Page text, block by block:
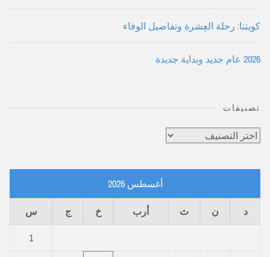
كويتنا: رحلة العِشرة وتفاصيل الوفاء
2026 عام جديد وبداية جديدة
تصنيفات
تصنيفات
أغسطس 2026
د ن ث أرب خ ج
س
1